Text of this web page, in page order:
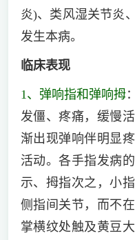
炎)、类风湿关节炎
发生本病。
临床表现
1、弹响指和弹响拇
发僵、疼痛，缓慢
渐出现弹响伴明显
活动。各手指发病
示、拇指次之，小
侧指间关节，而不
掌横纹处触及黄豆